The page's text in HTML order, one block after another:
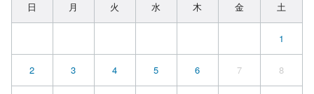
日 月 火 水 木 金 土
1
2 3 4 5 6 7 8